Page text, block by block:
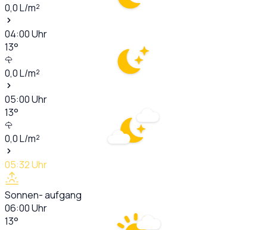
0,0L/m²
04:00Uhr
13°
0,0L/m²
05:00Uhr
13°
0,0L/m²
05:32Uhr
Sonnen- aufgang
06:00Uhr
13°